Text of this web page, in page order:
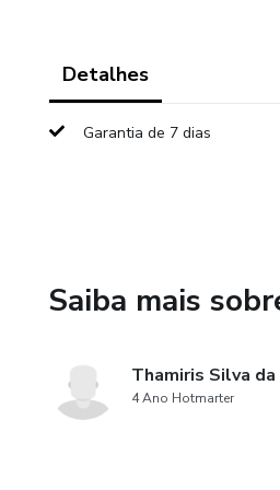
Detalhes
Garantia de 7 dias
Saiba mais
Thamiris Silva
4 Ano Hotmarter